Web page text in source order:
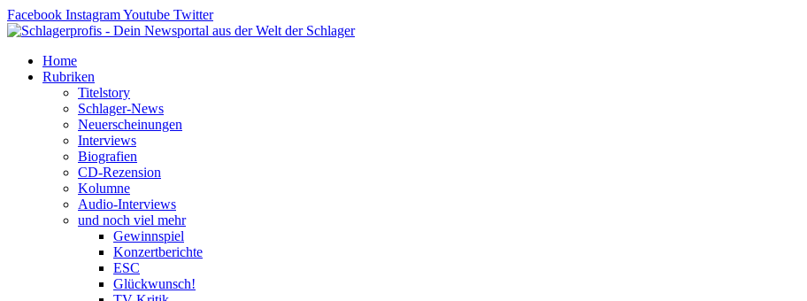
Zum
Inhalt
Facebook InstagramYoutube Twitter
Home
Rubriken
Titelstory
Schlager-News
Neuerscheinungen
Interviews
Biografien
CD-Rezension
Kolumne
Audio-Interviews
und noch viel mehr
Gewinnspiel
Konzertberichte
ESC
Glückwunsch!